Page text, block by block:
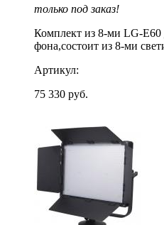
только под заказ!
Комплект из 8-ми LG-E60
фона,состоит из 8-ми
Артикул:
75 330 руб.